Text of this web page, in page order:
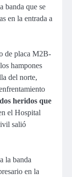
banda que se
en la entrada a
de placa M2B-
hampones
del norte,
heridos que
el Hospital
salió
la banda
en la